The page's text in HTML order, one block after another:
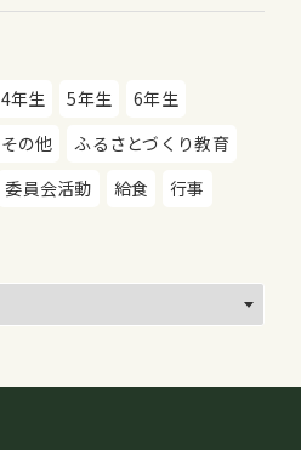
4年生 5年生
6年生
その他
ふるさとづくり教育
委員会活動 給食 行事